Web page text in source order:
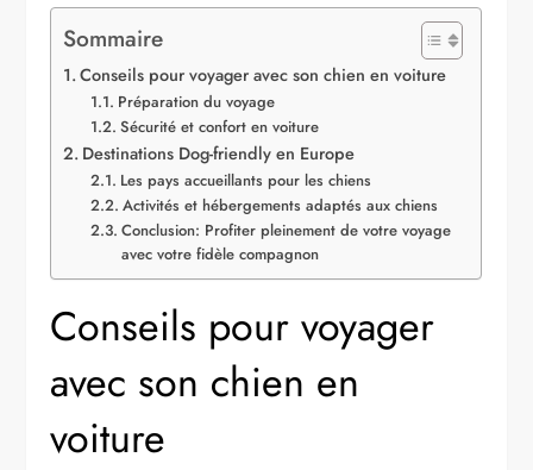
Sommaire
Conseils pour voyager avec son chien en voiture
Préparation du voyage
Sécurité et confort en voiture
Destinations Dog-friendly en Europe
Les pays accueillants pour les chiens
Activités et hébergements adaptés aux chiens
Conclusion: Profiter pleinement de votre voyage
avec votre fidèle compagnon
Conseils pour voyager
avec son chien en
voiture